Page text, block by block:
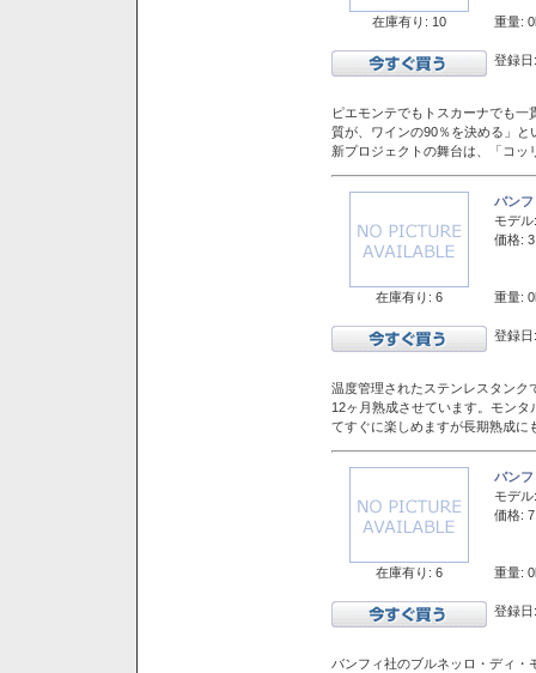
在庫有り: 10 重量:
登録
ピエモンテでもトスカーナでも
質が、ワインの90％を決める」
新プロジェクトの舞台は、「コ
在庫有り: 6
バン
モデル:
価格:
重量:
登録
温度管理されたステンレスタンク
12ヶ月熟成させています。モン
てすぐに楽しめますが長期熟成に
在庫有り: 6
バン
モデル:
価格:
重量:
登録
バンフィ社のブルネッロ・ディ